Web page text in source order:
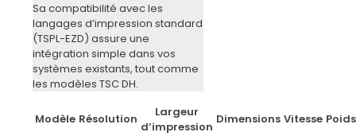
Sa compatibilité avec les
langages d’impression standard
(TSPL-EZD) assure une
intégration simple dans vos
systèmes existants, tout comme
les modèles TSC DH.
Modèle Résolution
Largeur
d’impression
Dimensions Vitesse Poids